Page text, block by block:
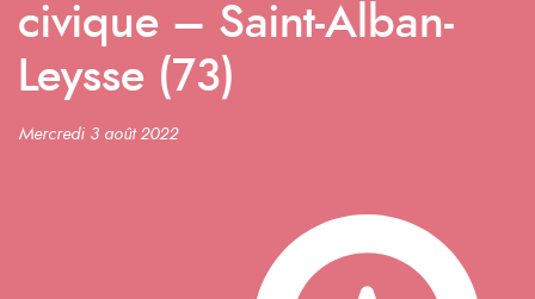
civique – Saint-Alban-
Leysse (73)
Mercredi 3 août 2022